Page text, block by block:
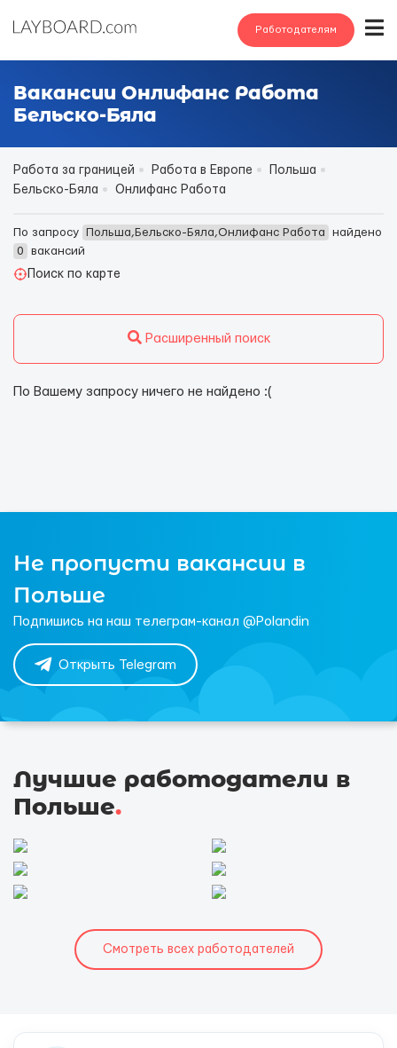
Работодателям
Вакансии Онлифанс Работа
Бельско-Бяла
Работа за границей Работа в Европе
Польша
Бельско-Бяла
Онлифанс Работа
По запросу Польша,Бельско-Бяла,Онлифанс Работа
найдено
0
вакансий
Поиск по карте
Расширенный поиск
По Вашему запросу ничего не найдено :(
Не пропусти вакансии в
Польше
Подпишись на наш телеграм-канал @Polandin
Открыть Telegram
Лучшие работодатели в
Польше.
Смотреть всех работодателей